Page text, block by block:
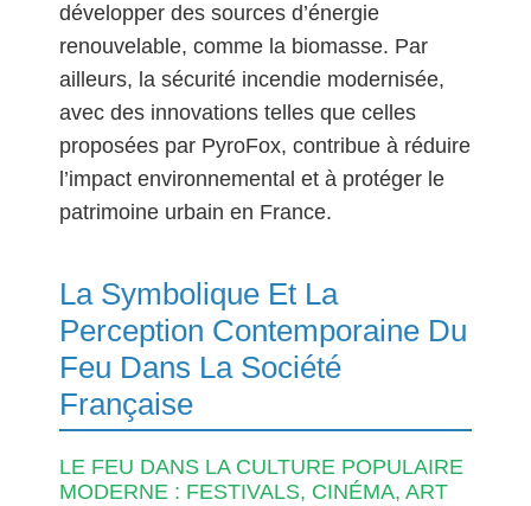
développer des sources d’énergie
renouvelable, comme la biomasse. Par
ailleurs, la sécurité incendie modernisée,
avec des innovations telles que celles
proposées par PyroFox, contribue à réduire
l’impact environnemental et à protéger le
patrimoine urbain en France.
La Symbolique Et La
Perception Contemporaine Du
Feu Dans La Société
Française
LE FEU DANS LA CULTURE POPULAIRE
MODERNE : FESTIVALS, CINÉMA, ART